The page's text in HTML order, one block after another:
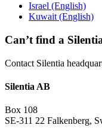
Israel (English)
Kuwait (English)
Can’t find a
Contact Silentia
Silentia AB
Box 108
SE-311 22 Falkenberg,